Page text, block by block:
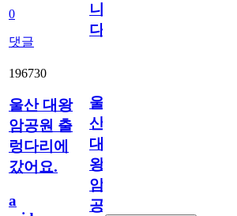
0
댓글
니
다
196730
울산 대왕
암공원 출
렁다리에
갔어요.
a
울
산
대
왕
암
공